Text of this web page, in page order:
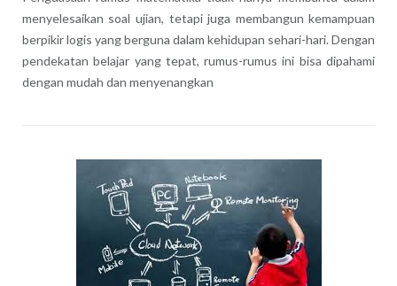
menyelesaikan soal ujian, tetapi juga membangun kemampuan
berpikir logis yang berguna dalam kehidupan sehari-hari. Dengan
pendekatan belajar yang tepat, rumus-rumus ini bisa dipahami
dengan mudah dan menyenangkan